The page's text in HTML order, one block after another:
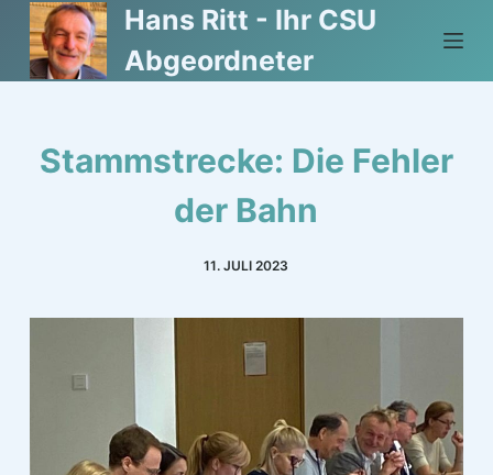
Z
u
m
Hans Ritt - Ihr CSU
Abgeordneter
Stammstrecke: Die Fehler
der Bahn
11. JULI 2023